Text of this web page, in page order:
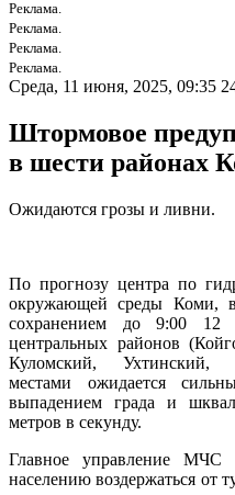
Реклама.
Реклама.
Реклама.
Реклама.
Среда, 11 июня, 2025, 09:35
Штормовое
в шести районах
Ожидаются грозы и ливни.
По прогнозу центра по
окружающей среды Коми,
сохранением до 9:00
центральных районов
Куломский, Ухтинский,
местами ожидается
выпадением града и
метров в секунду.
Главное управление МЧС
населению воздержаться от